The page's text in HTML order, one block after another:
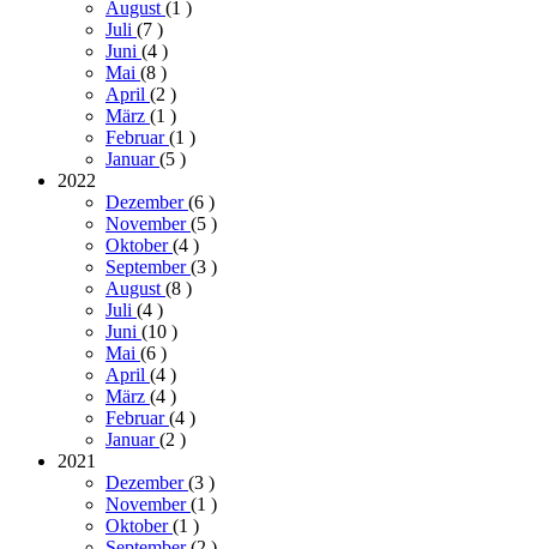
August(1 )
Juli (7 )
Juni (4 )
Mai (8 )
April (2 )
März (1 )
Februar(1 )
Januar(5 )
2022
Dezember(6 )
November(5 )
Oktober(4 )
September(3 )
August(8 )
Juli (4 )
Juni (10 )
Mai (6 )
April (4 )
März (4 )
Februar(4 )
Januar(2 )
2021
Dezember(3 )
November(1 )
Oktober(1 )